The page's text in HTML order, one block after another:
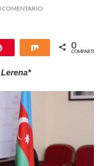
COMENTARIO
Compartir
0
COMPARTIR